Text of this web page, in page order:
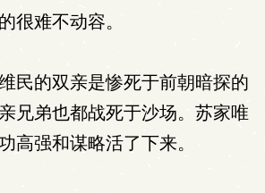
很难不动容。
民的双亲是惨死于前朝暗探的
兄弟也都战死于沙场。苏家唯
高强和谋略活了下来。